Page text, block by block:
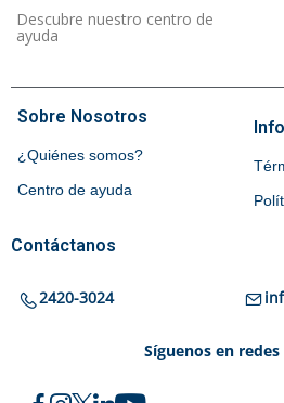
Descubre nuestro centro de
ayuda
Sobre Nosotros
¿Quiénes somos?
Centro de ayuda
Contáctanos
2420-3024
Síguenos en redes